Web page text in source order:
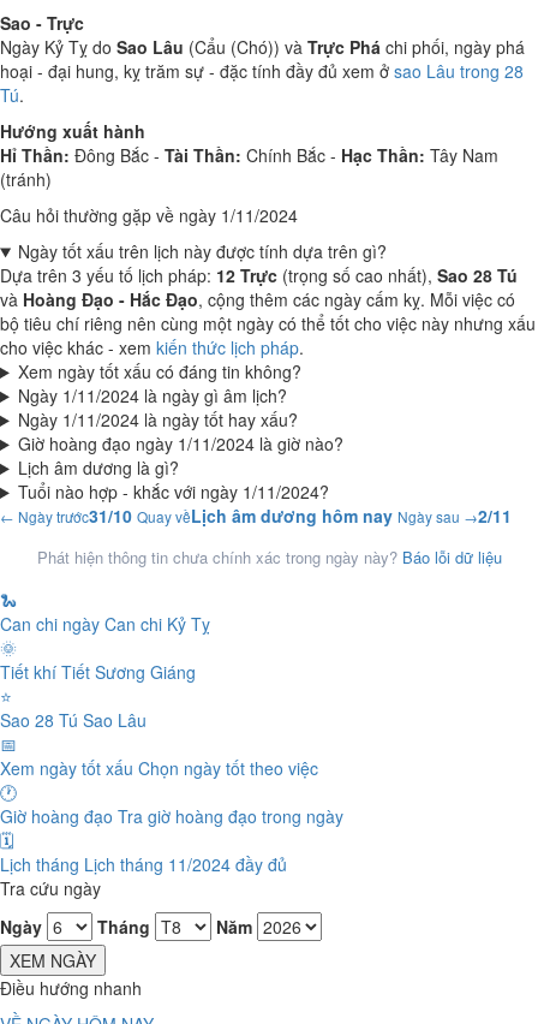
Sao - Trực
Ngày Kỷ Tỵ do Sao Lâu (Cẩu (Chó)) và Trực Phá chi phối, ngày phá
hoại - đại hung, kỵ trăm sự - đặc tính đầy đủ xem ở sao Lâu trong 28
Tú.
Hướng xuất hành
Hỉ Thần: Đông Bắc - Tài Thần: Chính Bắc - Hạc Thần: Tây Nam
(tránh)
Câu hỏi thường gặp về ngày 1/11/2024
Ngày tốt xấu trên lịch này được tính dựa trên gì?
Dựa trên 3 yếu tố lịch pháp: 12 Trực (trọng số cao nhất), Sao 28 Tú
và Hoàng Đạo - Hắc Đạo, cộng thêm các ngày cấm kỵ. Mỗi việc có
bộ tiêu chí riêng nên cùng một ngày có thể tốt cho việc này nhưng xấu
cho việc khác - xem kiến thức lịch pháp.
Xem ngày tốt xấu có đáng tin không?
Ngày 1/11/2024 là ngày gì âm lịch?
Ngày 1/11/2024 là ngày tốt hay xấu?
Giờ hoàng đạo ngày 1/11/2024 là giờ nào?
Lịch âm dương là gì?
Tuổi nào hợp - khắc với ngày 1/11/2024?
← Ngày trước31/10 Quay vềLịch âm dương hôm nay Ngày sau →2/11
Phát hiện thông tin chưa chính xác trong ngày này? Báo lỗi dữ liệu
🐍
Can chi ngày Can chi Kỷ Tỵ
🌞
Tiết khí Tiết Sương Giáng
⭐
Sao 28 Tú Sao Lâu
📅
Xem ngày tốt xấu Chọn ngày tốt theo việc
🕐
Giờ hoàng đạo Tra giờ hoàng đạo trong ngày
🗓️
Lịch tháng Lịch tháng 11/2024 đầy đủ
Tra cứu ngày
Ngày
Tháng
Năm
XEM NGÀY
Điều hướng nhanh